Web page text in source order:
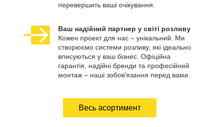
перевершить ваші очікування.
Ваш надійний партнер у світі розливу
Кожен проект для нас – унікальний. Ми
створюємо системи розливу, які ідеально
вписуються у ваш бізнес. Офіційна
гарантія, надійні бренди та професійний
монтаж – наші зобов'язання перед вами.
Весь асортимент